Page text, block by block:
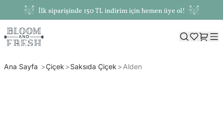
İlk siparişinde 150 TL indirim için hemen üye ol!
Ana Sayfa Çiçek Saksıda Çiçek Alden